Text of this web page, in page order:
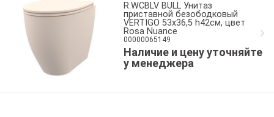
R.WCBLV BULL Унитаз
приставной безободковый
VERTIGO 53x36,5 h42см, цвет
Rosa Nuance
00000065149
Наличие и цену уточняйте
у менеджера